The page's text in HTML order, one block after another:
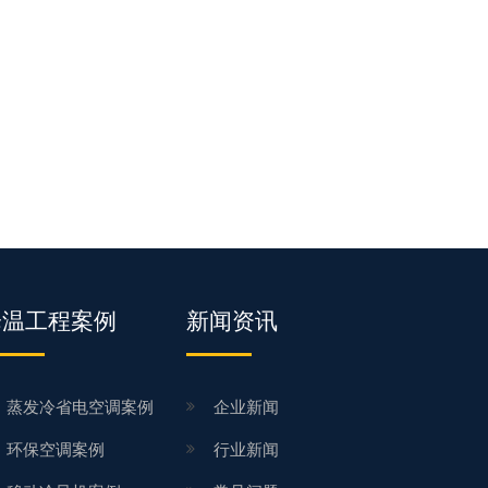
工程案例
蒸发冷省电空调案例
环保空调案例
新闻资讯
企业新闻
行业新闻